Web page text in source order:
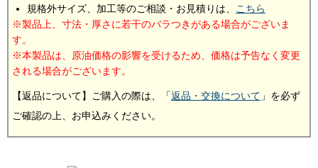
規格外サイズ、加工等のご相談・お見積りは、 こちら
製品上、寸法・厚さに若干のバラつきがある場合がございま
す。
本製品は、原油価格の影響を受けるため、価格は予告なく変更
される場合がございます。
【返品について】ご購入の際は、「返品・交換について 」を必ず
ご確認の上、お申込みください。